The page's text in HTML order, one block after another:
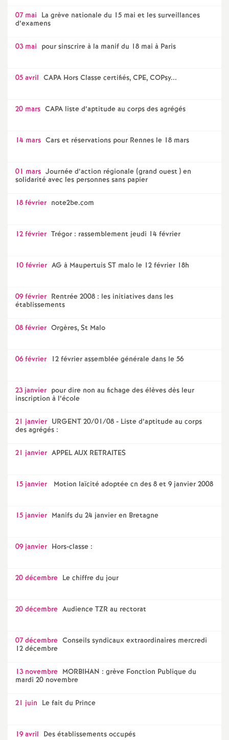
07 mai La grève nationale du 15 mai et les surveillances
d’examens
03 mai pour sinscrire à la manif du 18 mai à Paris
05 avril CAPA Hors Classe certifiés, CPE, COPsy...
20 mars CAPA liste d’aptitude au corps des agrégés
14 mars Cars et réservations pour Rennes le 18 mars
01 mars Journée d’action régionale (grand ouest ) en
solidarité avec les personnes sans papier
18 février note2be.com
12 février Trégor : rassemblement jeudi 14 février
10 février AG à Maupertuis ST malo le 12 février 18h
09 février Rentrée 2008 : les initiatives dans les
établissements
08 février Orgères, St Malo
06 février 12 février assemblée générale dans le 56
23 janvier pour dire non au fichage des élèves dès leur
inscription à l’école
21 janvier URGENT 20/01/08 - Liste d’aptitude au corps
des agrégés :
21 janvier APPEL AUX RETRAITES
15 janvier Motion laïcité adoptée cn des 8 et 9 janvier 2008
15 janvier Manifs du 24 janvier en Bretagne
09 janvier Hors-classe :
20 décembre Le chiffre du jour
20 décembre Audience TZR au rectorat
07 décembre Conseils syndicaux extraordinaires mercredi
12 décembre
13 novembre MORBIHAN : grève Fonction Publique du
mardi 20 novembre
21 juin Le fait du Prince
19 avril Des établissements occupés